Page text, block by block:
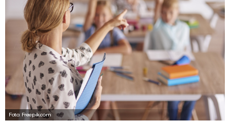
Foto: Freepik.com